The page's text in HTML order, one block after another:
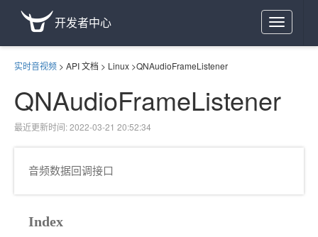
Toggle
navigation
开发者中心
实时音视频 > API 文档 > Linux >QNAudioFrameListener
QNAudioFrameListener
最近更新时间: 2022-03-21 20:52:34
音频数据回调接口
Index